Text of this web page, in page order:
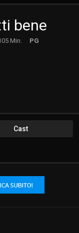
bene
Min.
PG
Cast